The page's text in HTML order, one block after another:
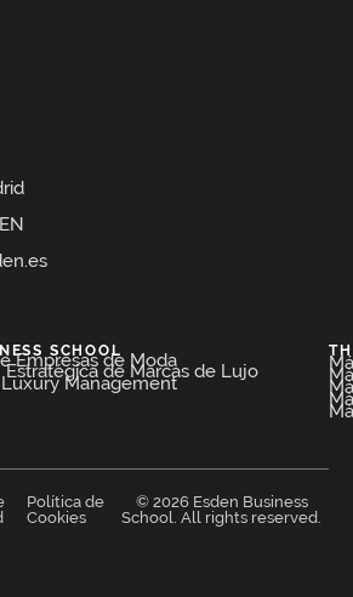
SCHOOL​
Empresas de Moda​de Marcas de Lujo
Management
© 2026 Esden Business
School. All rights reserved.
Política de
Cookies